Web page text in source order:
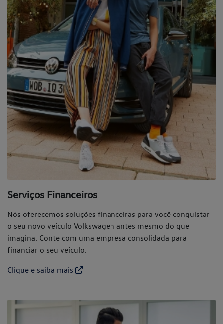
Serviços Financeiros
Nós oferecemos soluções financeiras para você conquistar
o seu novo veículo Volkswagen antes mesmo do que
imagina. Conte com uma empresa consolidada para
financiar o seu veículo.
Clique e saiba mais